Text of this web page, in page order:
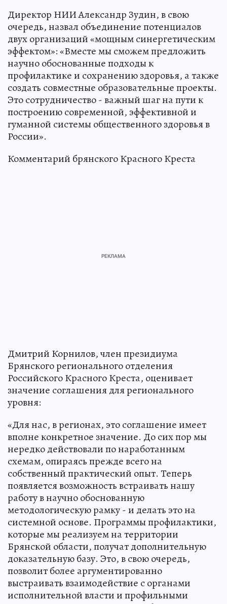
Директор НИИ Александр Зудин, в свою
очередь, назвал объединение потенциалов
двух организаций «мощным синергетическим
эффектом»: «Вместе мы сможем предложить
научно обоснованные подходы к
профилактике и сохранению здоровья, а также
создать совместные образовательные проекты.
Это сотрудничество - важный шаг на пути к
построению современной, эффективной и
гуманной системы общественного здоровья в
России».
Комментарий брянского Красного Креста
Дмитрий Корнилов, член президиума
Брянского регионального отделения
Российского Красного Креста, оценивает
значение соглашения для регионального
уровня:
«Для нас, в регионах, это соглашение имеет
вполне конкретное значение. До сих пор мы
нередко действовали по наработанным
схемам, опираясь прежде всего на
собственный практический опыт. Теперь
появляется возможность встраивать нашу
работу в научно обоснованную
методологическую рамку - и делать это на
системной основе. Программы профилактики,
которые мы реализуем на территории
Брянской области, получат дополнительную
доказательную базу. Это, в свою очередь,
позволит более аргументированно
выстраивать взаимодействие с органами
исполнительной власти и профильными